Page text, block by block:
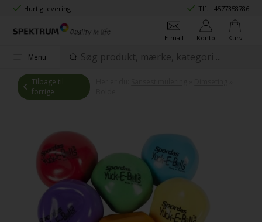
Hurtig levering Tlf.:+4577358786
E-mail Konto Kurv
Menu
Tilbage til
forrige